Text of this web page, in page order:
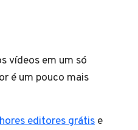
vídeos em um só
é um pouco mais
editores grátis e